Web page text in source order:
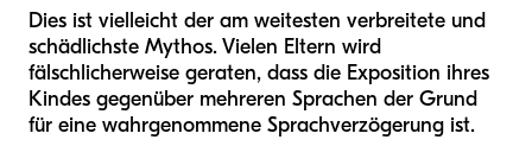
Dies ist vielleicht der am weitesten verbreitete und
schädlichste Mythos. Vielen Eltern wird
fälschlicherweise geraten, dass die Exposition ihres
Kindes gegenüber mehreren Sprachen der Grund
für eine wahrgenommene Sprachverzögerung ist.